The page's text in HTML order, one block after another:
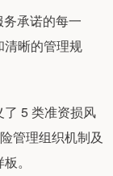
承诺的每一
清晰的管理规
5 类准资损风
管理组织机制及
。